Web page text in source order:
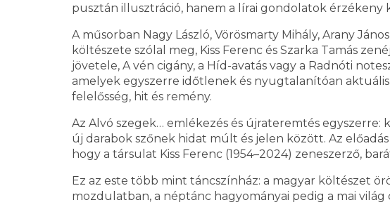
pusztán illusztráció, hanem a lírai gondolatok érzékeny
A műsorban Nagy László, Vörösmarty Mihály, Arany
költészete szólal meg, Kiss Ferenc és Szarka Tamás
jövetele, A vén cigány, a Híd-avatás vagy a Radnóti
amelyek egyszerre időtlenek és nyugtalanítóan
felelősség, hit és remény.
Az Alvó szegek… emlékezés és újrateremtés egyszerre:
új darabok szőnek hidat múlt és jelen között. Az
hogy a társulat Kiss Ferenc (1954–2024) zeneszerző,
Ez az este több mint táncszínház: a magyar költészet
mozdulatban, a néptánc hagyományai pedig a mai